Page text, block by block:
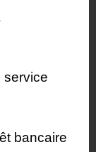
service
bancaire